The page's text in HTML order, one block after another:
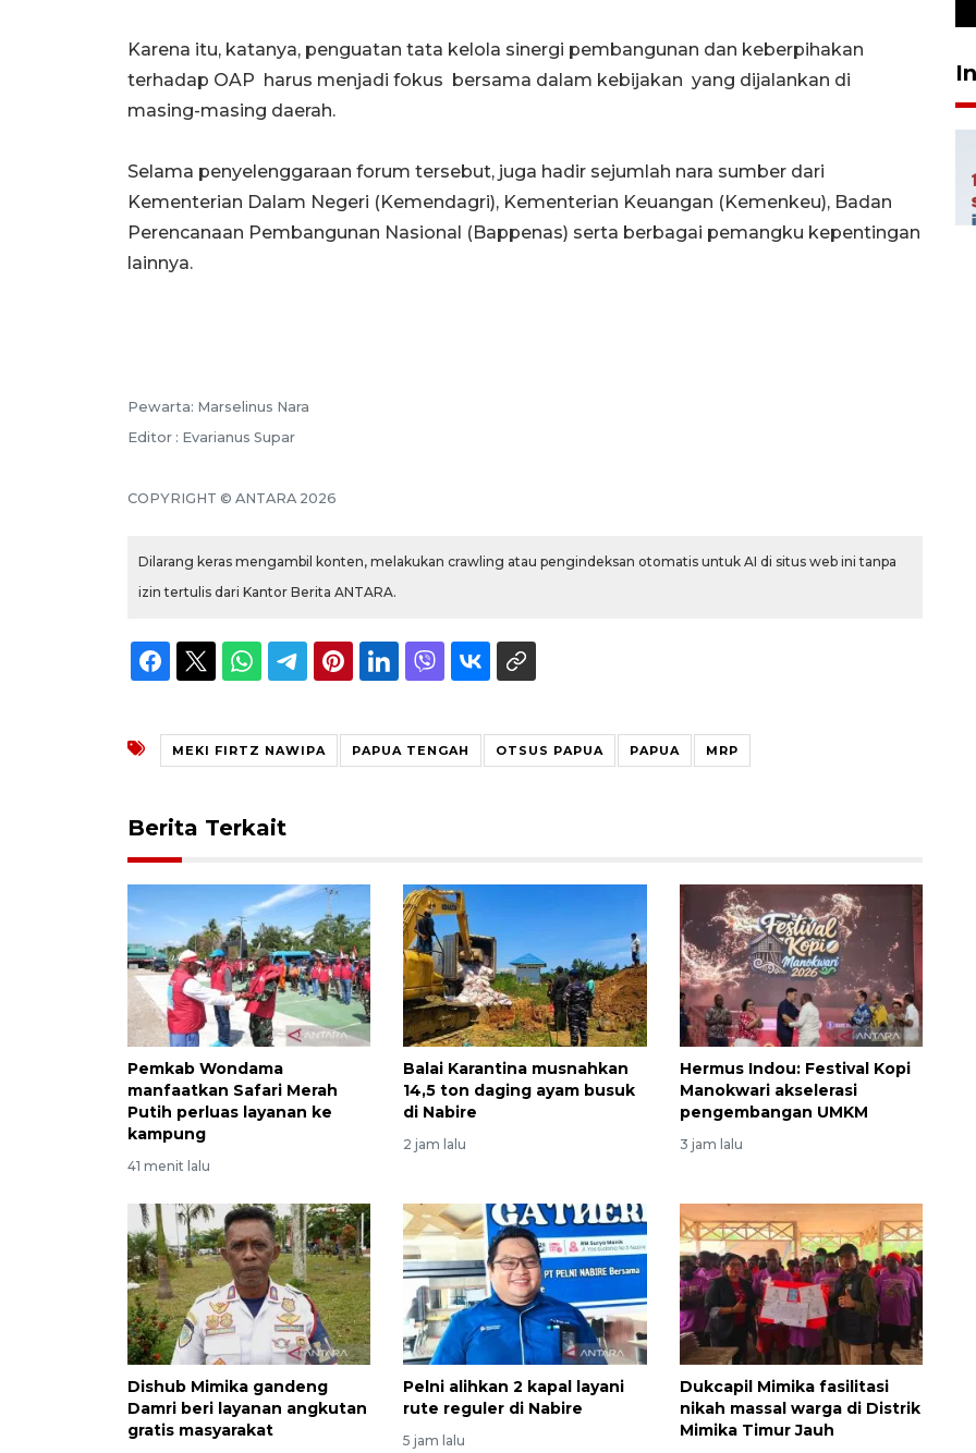
Karena itu, katanya, penguatan tata kelola sinergi pembangunan dan keberpihakan
terhadap OAP harus menjadi fokus bersama dalam kebijakan yang dijalankan di
masing-masing daerah.
Selama penyelenggaraan forum tersebut, juga hadir sejumlah nara sumber dari
Kementerian Dalam Negeri (Kemendagri), Kementerian Keuangan (Kemenkeu), Badan
Perencanaan Pembangunan Nasional (Bappenas) serta berbagai pemangku kepentingan
lainnya.
Pewarta: Marselinus Nara
Editor : Evarianus Supar
COPYRIGHT © ANTARA 2026
Dilarang keras mengambil konten, melakukan crawling atau pengindeksan otomatis untuk AI di situs web ini tanpa
izin tertulis dari Kantor Berita ANTARA.
MEKI FIRTZ NAWIPA PAPUA TENGAH OTSUS PAPUA PAPUA MRP
Berita Terkait
Pemkab Wondama
manfaatkan Safari Merah
Putih perluas layanan ke
kampung
41 menit lalu
Balai Karantina musnahkan
14,5 ton daging ayam busuk
di Nabire
2 jam lalu
Hermus Indou: Festival Kopi
Manokwari akselerasi
pengembangan UMKM
3 jam lalu
Dishub Mimika gandeng
Damri beri layanan angkutan
gratis masyarakat
Pelni alihkan 2 kapal layani
rute reguler di Nabire
5 jam lalu
Dukcapil Mimika fasilitasi
nikah massal warga di Distrik
Mimika Timur Jauh
Ekonomi triwulan II-2026
tumbuh 5,29 persen